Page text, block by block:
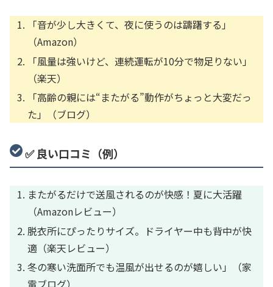
「音が少し大きくて、夜に使うのは躊躇する」
（Amazon）
「風量は強いけど、連続運転が10分で物足りない」
（楽天）
「高齢の親には“またがる”動作がちょっと大変だっ
た」（ブログ）
✅ 良い口コミ（例）
またがるだけで送風されるのが快感！夏に大活躍
（Amazonレビュー）
脱衣所にぴったりサイズ。ドライヤー中も背中が快
適（楽天レビュー）
冬の寒い洗面所でも温風が出せるのが嬉しい」（家
電ブログ）